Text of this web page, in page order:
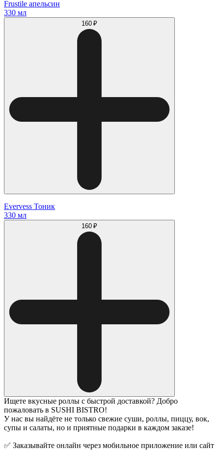
Frustile апельсин
330 мл
160 ₽
Evervess Тоник
330 мл
160 ₽
Ищете вкусные роллы с быстрой доставкой? Добро
пожаловать в SUSHI BISTRO!
У нас вы найдёте не только свежие суши, роллы, пиццу, вок,
супы и салаты, но и приятные подарки в каждом заказе!
✅ Заказывайте онлайн через мобильное приложение или сайт